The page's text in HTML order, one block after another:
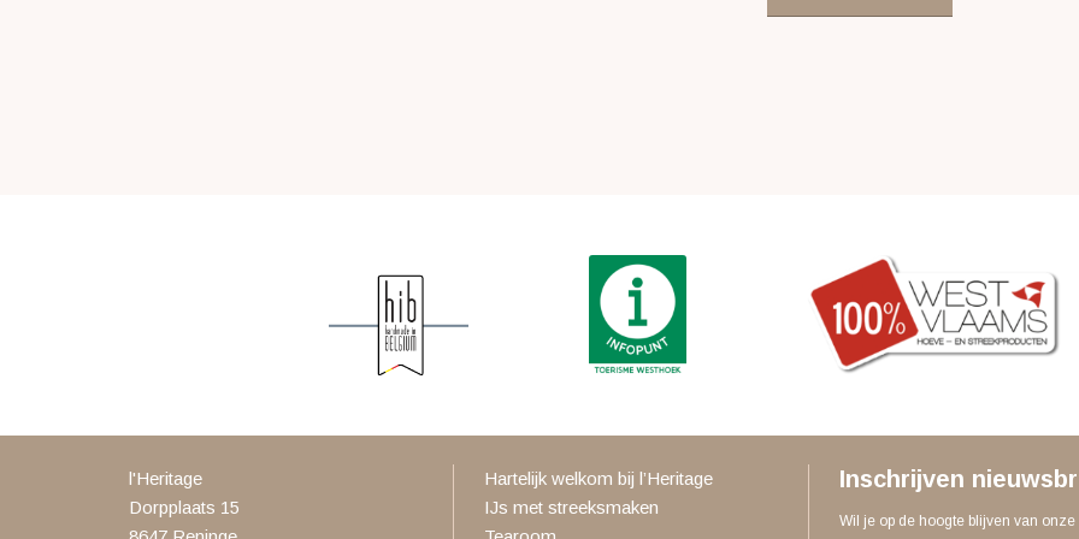
l'Heritage
Dorpplaats 15
Hartelijk welkom bij l’Heritage
IJs met streeksmaken
Inschrijven
Wil je op de hoogte blijven van onze